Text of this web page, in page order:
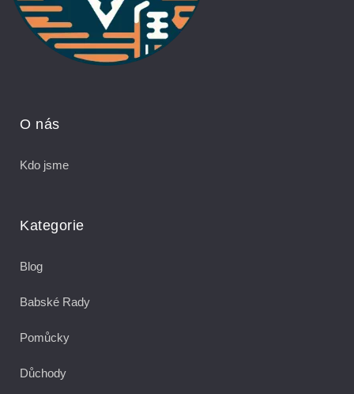
O nás
Kdo jsme
Kategorie
Blog
Babské Rady
Pomůcky
Důchody